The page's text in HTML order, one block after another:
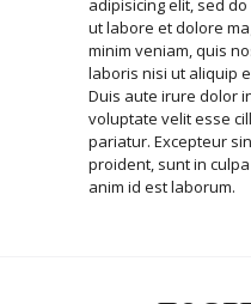
adipisicing elit, sed
ut labore et dolore
minim veniam, quis
laboris nisi ut aliquip
Duis aute irure dolor
voluptate velit esse
pariatur. Excepteur
proident, sunt in
anim id est laborum.